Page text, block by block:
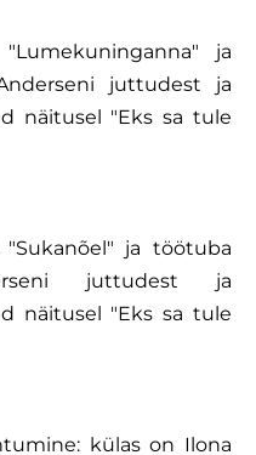
ja
juttudest ja
näitusel "Eks sa tule
ja töötuba
juttudest ja
näitusel "Eks sa tule
külas on Ilona